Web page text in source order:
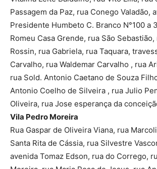
Passagem da Paz, rua Conego Valadão,
Presidente Humbeto C. Branco N°100 a
Romeu Casa Grende, rua São
Rossin, rua Gabriela, rua Taquara,
Carvalho, rua Waldemar Carvalho , rua
rua Sold. Antonio Caetano de Souza
Antonio Coelho de Silveira , rua Julio
Oliveira, rua Jose esperança da
Vila Pedro Moreira
Rua Gaspar de Oliveira Viana, rua
Santa Rita de Cássia, rua Silvestre
avenida Tomaz Edson, rua do Corrego,